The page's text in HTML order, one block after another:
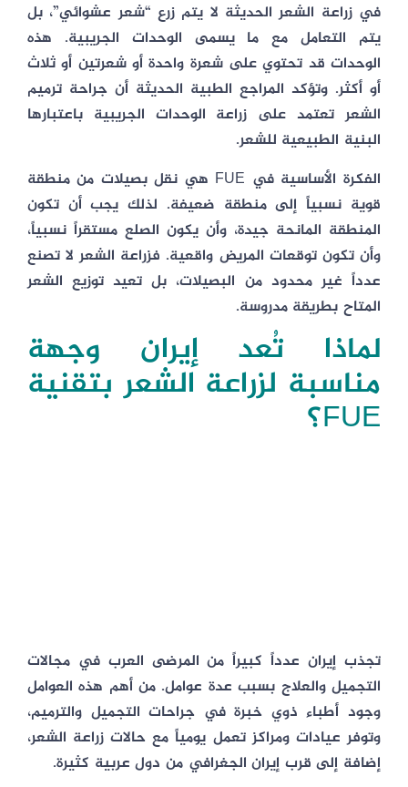
في زراعة الشعر الحديثة لا يتم زرع “شعر عشوائي”، بل
يتم التعامل مع ما يسمى الوحدات الجريبية. هذه
الوحدات قد تحتوي على شعرة واحدة أو شعرتين أو ثلاث
أو أكثر. وتؤكد المراجع الطبية الحديثة أن جراحة ترميم
الشعر تعتمد على زراعة الوحدات الجريبية باعتبارها
البنية الطبيعية للشعر.
الفكرة الأساسية في FUE هي نقل بصيلات من منطقة
قوية نسبياً إلى منطقة ضعيفة. لذلك يجب أن تكون
المنطقة المانحة جيدة، وأن يكون الصلع مستقراً نسبياً،
وأن تكون توقعات المريض واقعية. فزراعة الشعر لا تصنع
عدداً غير محدود من البصيلات، بل تعيد توزيع الشعر
المتاح بطريقة مدروسة.
لماذا تُعد إيران وجهة
مناسبة لزراعة الشعر بتقنية
FUE؟
تجذب إيران عدداً كبيراً من المرضى العرب في مجالات
التجميل والعلاج بسبب عدة عوامل. من أهم هذه العوامل
وجود أطباء ذوي خبرة في جراحات التجميل والترميم،
وتوفر عيادات ومراكز تعمل يومياً مع حالات زراعة الشعر،
إضافة إلى قرب إيران الجغرافي من دول عربية كثيرة.